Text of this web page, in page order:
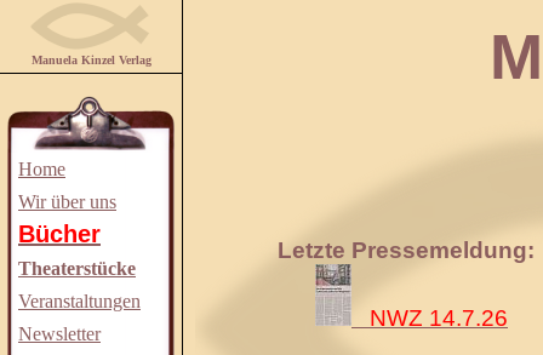
Manuela Kinzel Verlag
Home
Wir über uns
Bücher
Theaterstücke
Veranstaltungen
Newsletter
Letzte Pressemeldung:
NWZ 14.7.26